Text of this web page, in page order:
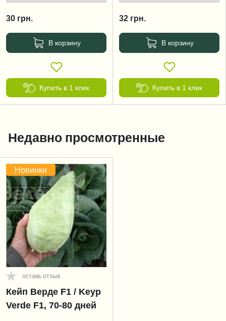
30 грн.
В корзину
Купить в 1 клик
32 грн.
В корзину
Купить в 1 клик
Недавно просмотренные
Новинки
оставь отзыв
Кейп Верде F1 / Keyp
Verde F1, 70-80 дней